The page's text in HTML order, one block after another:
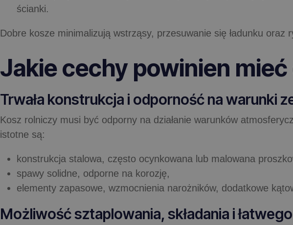
ścianki.
Dobre kosze minimalizują wstrząsy, przesuwanie się ładunku
Jakie cechy powinien
Trwała konstrukcja i odporność na warunki
Kosz rolniczy musi być odporny na działanie warunków
istotne są:
konstrukcja stalowa, często ocynkowana lub malowana
spawy solidne, odporne na korozję,
elementy zapasowe, wzmocnienia narożników, dodatkowe
Możliwość sztaplowania, składania i łatwego